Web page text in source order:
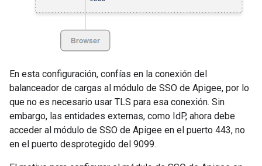
En esta configuración, confías en la conexión del
balanceador de cargas al módulo de SSO de Apigee, por lo
que no es necesario usar TLS para esa conexión. Sin
embargo, las entidades externas, como IdP, ahora debe
acceder al módulo de SSO de Apigee en el puerto 443, no
en el puerto desprotegido del 9099.